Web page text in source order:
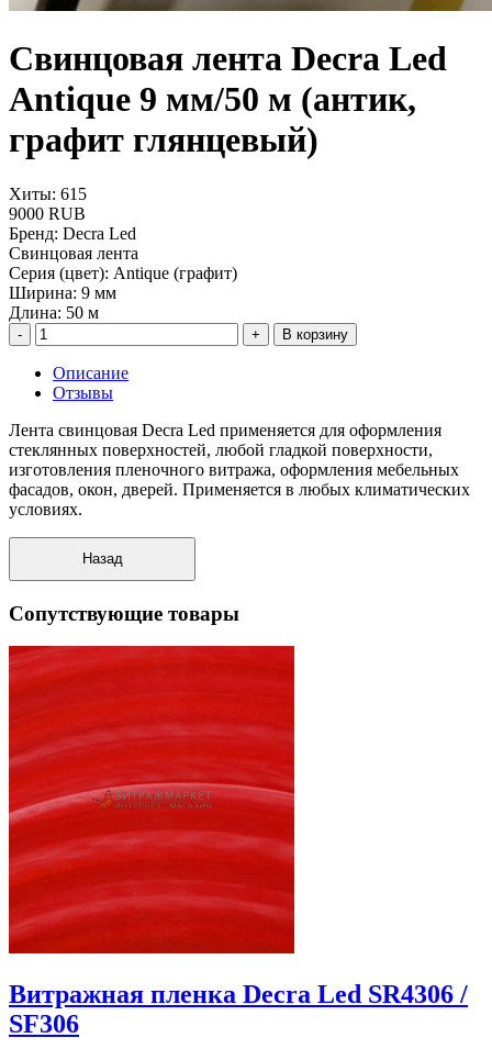
Свинцовая лента Decra Led
Antique 9 мм/50 м (антик,
графит глянцевый)
Хиты: 615
9000 RUB
Бренд: Decra Led
Свинцовая лента
Серия (цвет): Antique (графит)
Ширина: 9 мм
Длина: 50 м
В корзину
Описание
Отзывы
Лента свинцовая Decra Led применяется для оформления
стеклянных поверхностей, любой гладкой поверхности,
изготовления пленочного витража, оформления мебельных
фасадов, окон, дверей. Применяется в любых климатических
условиях.
Сопутствующие товары
Витражная пленка Decra Led SR4306 /
SF306